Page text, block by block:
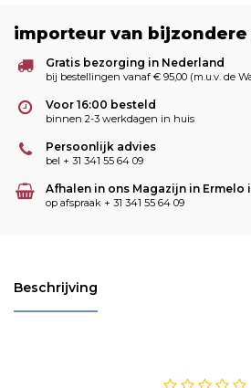
importeur van
Gratis bezorging in Nederland
bij bestellingen vanaf € 95,00 (m.u.v. de
Voor 16:00 besteld
binnen 2-3 werkdagen in huis
Persoonlijk advies
bel + 31 341 55 64 09
Afhalen in ons Magazijn in Ermelo
op afspraak + 31 341 55 64 09
Beschrijving